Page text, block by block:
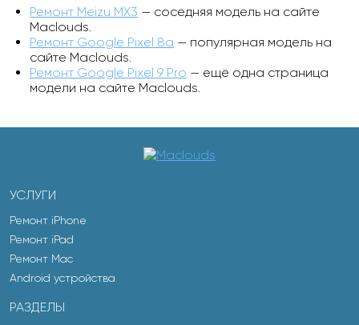
Ремонт Meizu MX3 — соседняя модель на сайте
Maclouds.
Ремонт Google Pixel 8a — популярная модель на
сайте Maclouds.
Ремонт Google Pixel 9 Pro — ещё одна страница
модели на сайте Maclouds.
УСЛУГИ
Ремонт iPhone
Ремонт iPad
Ремонт Mac
Android устройства
РАЗДЕЛЫ